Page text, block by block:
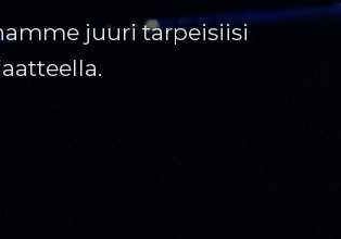
juuri tarpeisiisi